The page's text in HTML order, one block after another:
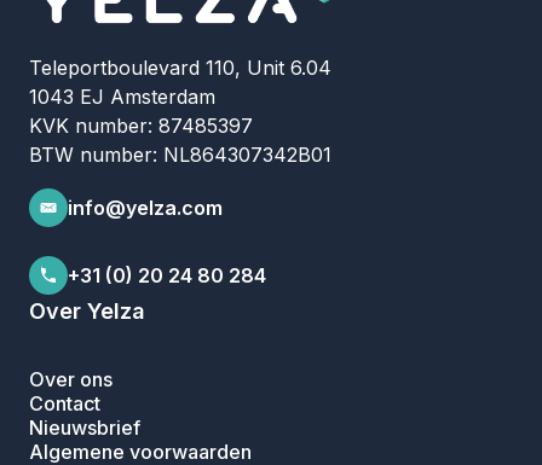
Teleportboulevard 110, Unit 6.04
1043 EJ Amsterdam
KVK number: 87485397
BTW number: NL864307342B01
info@yelza.com
+31 (0) 20 24 80 284
Over Yelza
Over ons
Contact
Nieuwsbrief
Algemene voorwaarden